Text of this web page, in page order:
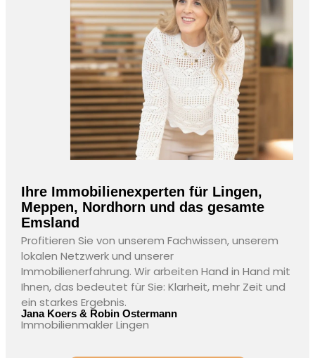
Ihre Immobilienexperten für Lingen,
Meppen, Nordhorn und das gesamte
Emsland
Profitieren Sie von unserem Fachwissen, unserem
lokalen Netzwerk und unserer
Immobilienerfahrung. Wir arbeiten Hand in Hand mit
Ihnen, das bedeutet für Sie: Klarheit, mehr Zeit und
ein starkes Ergebnis.
Jana Koers & Robin Ostermann
Immobilienmakler Lingen